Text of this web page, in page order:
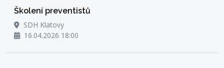
Školení preventistů
SDH Klatovy
16.04.2026 18:00